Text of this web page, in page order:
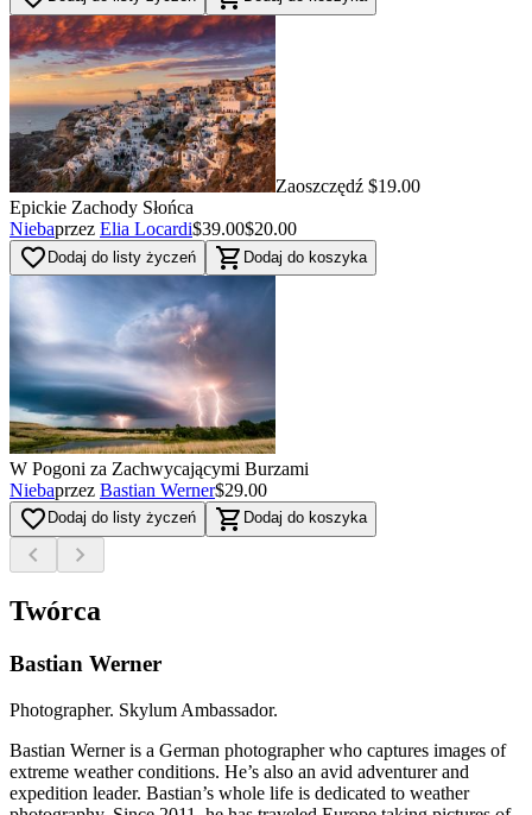
Zaoszczędź $19.00
Epickie Zachody Słońca
Niebaprzez Elia Locardi$39.00$20.00
favorite_border Dodaj do listy życzeń shopping_cart Dodaj do koszyka
W Pogoni za Zachwycającymi Burzami
Niebaprzez Bastian Werner$29.00
favorite_border Dodaj do listy życzeń shopping_cart Dodaj do koszyka
chevron_left chevron_right
Twórca
Bastian Werner
Photographer. Skylum Ambassador.
Bastian Werner is a German photographer who captures images of
extreme weather conditions. He’s also an avid adventurer and
expedition leader. Bastian’s whole life is dedicated to weather